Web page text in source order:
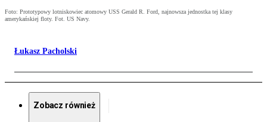
Foto: Prototypowy lotniskowiec atomowy USS Gerald R. Ford, najnowsza jednostka tej klasy
amerykańskiej floty. Fot. US Navy.
Łukasz Pacholski
Zobacz również